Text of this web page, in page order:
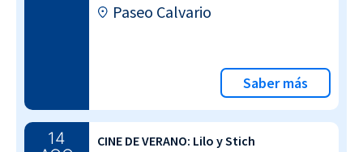
Paseo Calvario
Saber más
14
CINE DE VERANO: Lilo y Stich